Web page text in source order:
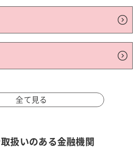
全て見る
扱いのある金融機関